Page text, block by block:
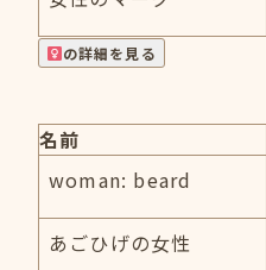
の詳細を見る
名前
woman: beard
あごひげの女性